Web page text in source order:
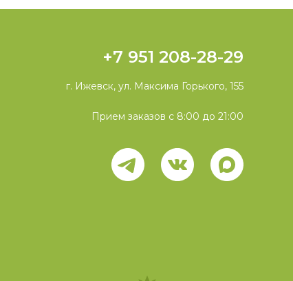
+7 951 208-28-29
г. Ижевск, ул. Максима Горького, 155
Прием заказов с 8:00 до 21:00